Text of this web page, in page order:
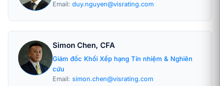
Email: duy.nguyen@visrating.com
Simon Chen, CFA
Giám đốc Khối Xếp hạng Tín nhiệm & Nghiên
cứu
Email: simon.chen@visrating.com